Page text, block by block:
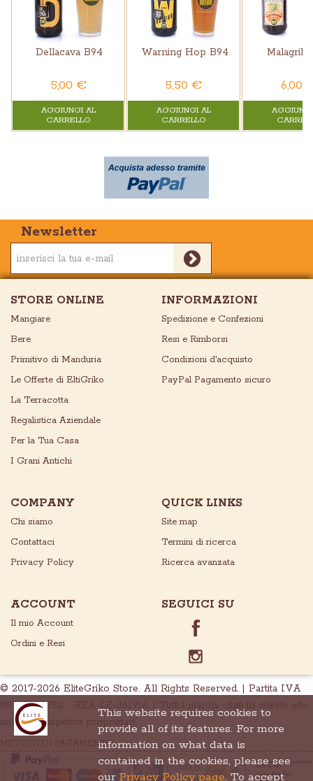
Dellacava B94
5,00 €
AGGIUNGI AL
CARRELLO
Warning Hop B94
5,50 €
AGGIUNGI AL
CARRELLO
6,00
Newsletter
STORE ONLINE
Mangiare
Bere
Primitivo di Manduria
Le Offerte di EltiGriko
La Terracotta
Regalistica Aziendale
Per la Tua Casa
I Grani Antichi
INFORMAZIONI
Spedizione e Confezioni
Resi e Rimborsi
Condizioni d'acquisto
PayPal Pagamento sicuro
COMPANY
Chi siamo
Contattaci
Privacy Policy
QUICK LINKS
Site map
Termini di ricerca
Ricerca avanzata
ACCOUNT
Il mio Account
Ordini e Resi
SEGUICI SU
© 2017-2026 EliteGriko Store. All Rights Reserved. | Partita IVA
05369950752 - REA LE-361916. | Tutti i marchi citati in questo sito
sono dei rispettivi proprietari.
METODI DI PAGAMENTO
This website requires cookies to
provide all of its features. For more
information on what data is
contained in the cookies, please see
our Privacy Policy page. To accept